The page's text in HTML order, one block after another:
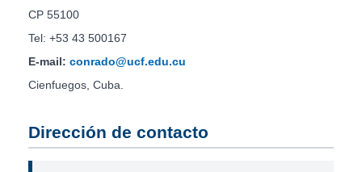
CP 55100
Tel: +53 43 500167
E-mail: conrado@ucf.edu.cu
Cienfuegos, Cuba.
Dirección de contacto